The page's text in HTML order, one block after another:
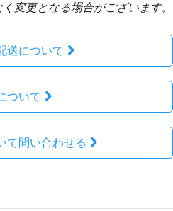
変更となる場合がございます。
送について
ついて
て問い合わせる